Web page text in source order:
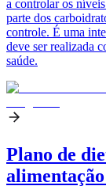
a controlar os
parte dos
controle. É uma
deve ser realizada
saúde.
Plano de
alimentação